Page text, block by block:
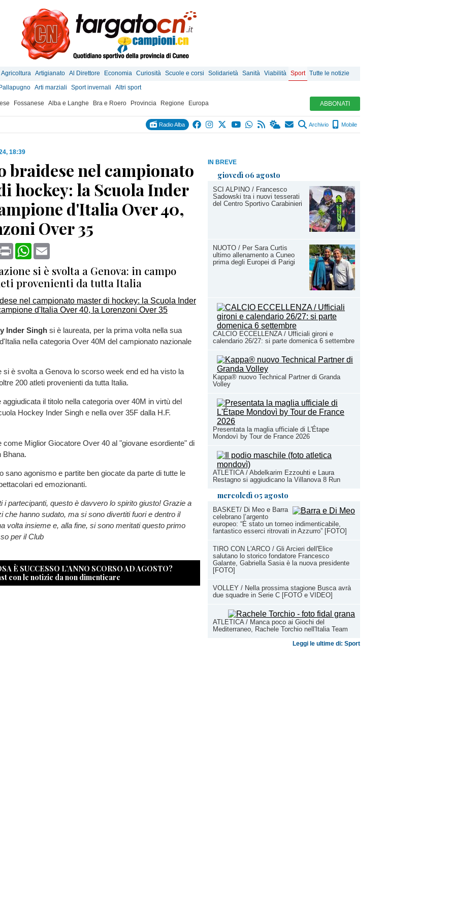
Agricoltura Artigianato Al Direttore Economia Curiosità Scuole e corsi Solidarietà Sanità Viabilità Sport Tutte le notizie
Pallapugno Arti marziali Sport invernali Altri sport
Fossanese Alba e Langhe Bra e Roero Provincia Regione Europa ABBONATI
Radio Alba Archivio Mobile
IN BREVE
giovedì 06 agosto
SCI ALPINO / Francesco
Sadowski tra i nuovi tesserati
del Centro Sportivo Carabinieri
NUOTO / Per Sara Curtis
ultimo allenamento a Cuneo
prima degli Europei di Parigi
CALCIO ECCELLENZA / Ufficiali gironi e
calendario 26/27: si parte domenica 6 settembre
Kappa® nuovo Technical Partner di Granda
Volley
Presentata la maglia ufficiale di L'Étape
Mondovì by Tour de France 2026
ATLETICA / Abdelkarim Ezzouhti e Laura
Restagno si aggiudicano la Villanova 8 Run
mercoledì 05 agosto
BASKET/ Di Meo e Barra
celebrano l’argento
europeo: “È stato un torneo indimenticabile,
fantastico esserci ritrovati in Azzurro” [FOTO]
TIRO CON L'ARCO / Gli Arcieri dell'Elice
salutano lo storico fondatore Francesco
Galante, Gabriella Sasia è la nuova presidente
[FOTO]
VOLLEY / Nella prossima stagione Busca avrà
due squadre in Serie C [FOTO e VIDEO]
ATLETICA / Manca poco ai Giochi del
Mediterraneo, Rachele Torchio nell'Italia Team
Leggi le ultime di: Sport
18:39
braidese nel campionato
hockey: la Scuola Inder
d'Italia Over 40,
Over 35
Print WhatsApp
si è svolta a Genova: in campo
provenienti da tutta Italia
Inder Singh si è laureata, per la prima volta nella sua
nella categoria Over 40M del campionato nazionale
si è svolta a Genova lo scorso week end ed ha visto la
200 atleti provenienti da tutta Italia.
aggiudicata il titolo nella categoria over 40M in virtù del
Hockey Inder Singh e nella over 35F dalla H.F.
come Miglior Giocatore Over 40 al "giovane esordiente" di
Bhana.
sano agonismo e partite ben giocate da parte di tutte le
ed emozionanti.
i partecipanti, questo è davvero lo spirito giusto! Grazie a
che hanno sudato, ma si sono divertiti fuori e dentro il
volta insieme e, alla fine, si sono meritati questo primo
per il Club
È SUCCESSO L’ANNO SCORSO AD AGOSTO?
con le notizie da non dimenticare